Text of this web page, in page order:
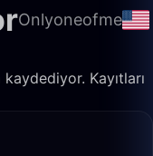
Onlyoneofme
kaydediyor. Kayıtları